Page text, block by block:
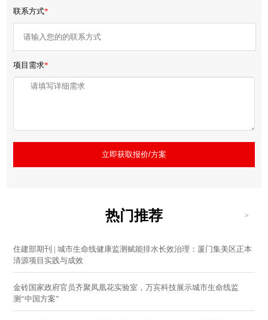
联系方式*
项目需求*
立即获取报价/方案
热门推荐 >
住建部期刊 | 城市生命线健康监测赋能排水长效治理：厦门集美区正本
清源项目实践与成效
金砖国家政府官员齐聚凤凰花实验室，万宾科技展示城市生命线监
测“中国方案”